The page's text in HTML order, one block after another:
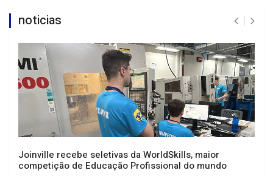
noticias
Joinville recebe seletivas da WorldSkills, maior
competição de Educação Profissional do mundo